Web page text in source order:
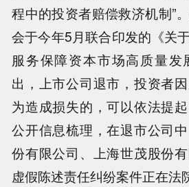
程中的投资者赔偿救济机制”
会于今年5月联合印发的《关
服务保障资本市场高质量发
出，上市公司退市，投资者
为造成损失的，可以依法提
公开信息梳理，在退市公司
份有限公司、上海世茂股份
虚假陈述责任纠纷案件正在法